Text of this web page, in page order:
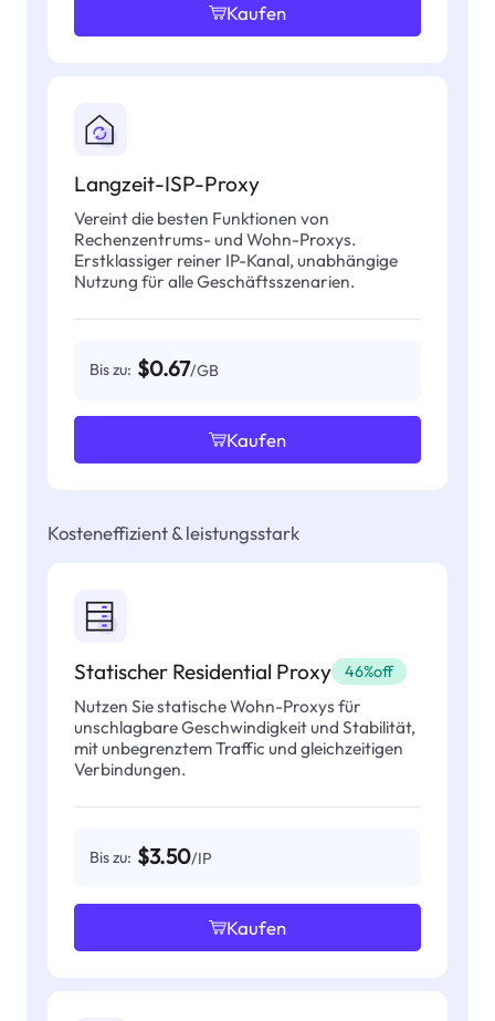
Kaufen
Langzeit-ISP-Proxy
Vereint die besten Funktionen von
Rechenzentrums- und Wohn-Proxys.
Erstklassiger reiner IP-Kanal, unabhängige
Nutzung für alle Geschäftsszenarien.
Bis zu: $0.67/GB
Kaufen
Kosteneffizient & leistungsstark
Statischer Residential Proxy 46%off
Nutzen Sie statische Wohn-Proxys für
unschlagbare Geschwindigkeit und Stabilität,
mit unbegrenztem Traffic und gleichzeitigen
Verbindungen.
Bis zu: $3.50/IP
Kaufen